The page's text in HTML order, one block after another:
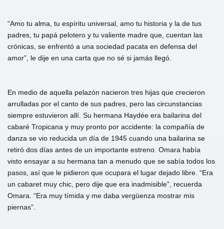
“Amo tu alma, tu espíritu universal, amo tu historia y la de tus
padres, tu papá pelotero y tu valiente madre que, cuentan las
crónicas, se enfrentó a una sociedad pacata en defensa del
amor”, le dije en una carta que no sé si jamás llegó.
En medio de aquella pelazón nacieron tres hijas que crecieron
arrulladas por el canto de sus padres, pero las circunstancias
siempre estuvieron allí. Su hermana Haydée era bailarina del
cabaré Tropicana y muy pronto por accidente: la compañía de
danza se vio reducida un día de 1945 cuando una bailarina se
retiró dos días antes de un importante estreno. Omara había
visto ensayar a su hermana tan a menudo que se sabía todos los
pasos, así que le pidieron que ocupara el lugar dejado libre. “Era
un cabaret muy chic, pero dije que era inadmisible”, recuerda
Omara. “Era muy tímida y me daba vergüenza mostrar mis
piernas”.